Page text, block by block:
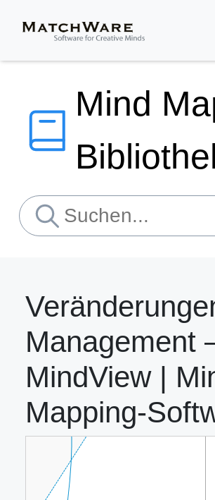
Mind
Management
MindView |
Mapping-